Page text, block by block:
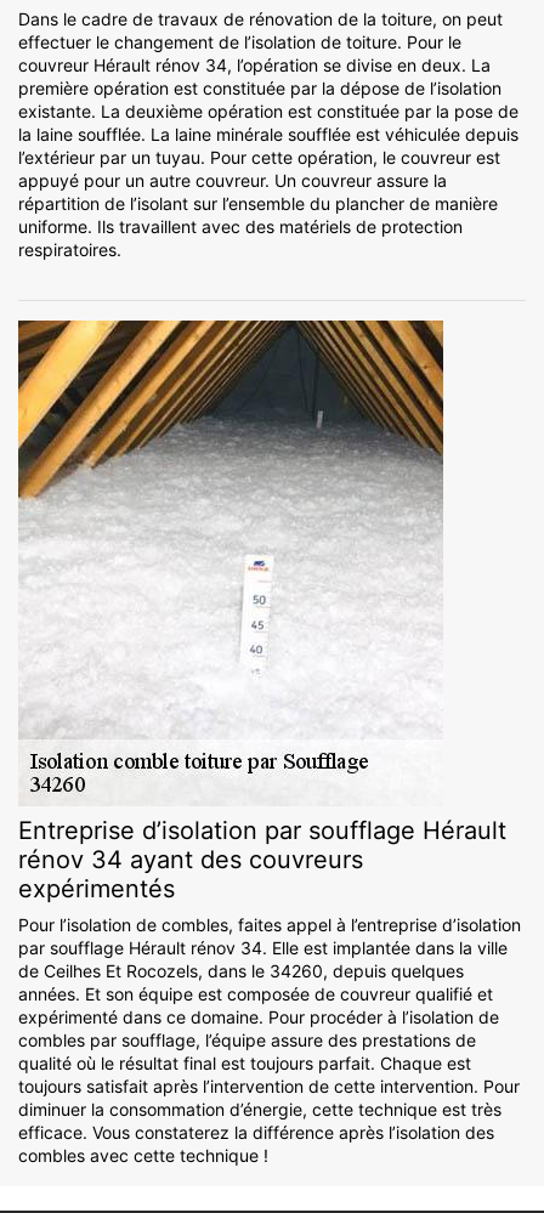
Dans le cadre de travaux de rénovation de la toiture, on peut
effectuer le changement de l’isolation de toiture. Pour le
couvreur Hérault rénov 34, l’opération se divise en deux. La
première opération est constituée par la dépose de l’isolation
existante. La deuxième opération est constituée par la pose de
la laine soufflée. La laine minérale soufflée est véhiculée depuis
l’extérieur par un tuyau. Pour cette opération, le couvreur est
appuyé pour un autre couvreur. Un couvreur assure la
répartition de l’isolant sur l’ensemble du plancher de manière
uniforme. Ils travaillent avec des matériels de protection
respiratoires.
Entreprise d’isolation par soufflage Hérault
rénov 34 ayant des couvreurs
expérimentés
Pour l’isolation de combles, faites appel à l’entreprise d’isolation
par soufflage Hérault rénov 34. Elle est implantée dans la ville
de Ceilhes Et Rocozels, dans le 34260, depuis quelques
années. Et son équipe est composée de couvreur qualifié et
expérimenté dans ce domaine. Pour procéder à l’isolation de
combles par soufflage, l’équipe assure des prestations de
qualité où le résultat final est toujours parfait. Chaque est
toujours satisfait après l’intervention de cette intervention. Pour
diminuer la consommation d’énergie, cette technique est très
efficace. Vous constaterez la différence après l’isolation des
combles avec cette technique !